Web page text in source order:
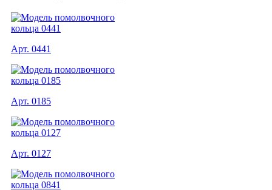
Арт. 0441
Арт. 0185
Арт. 0127